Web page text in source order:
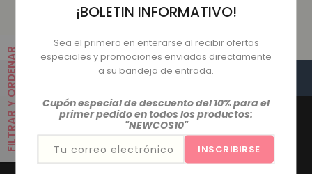
FILTRAR Y ORDENAR VOLVER ARRIBA
Acceso Rápido
¡BOLETIN INFORMATIVO!
Sea el primero en enterarse al recibir ofertas
especiales y promociones enviadas directamente
a su bandeja de entrada.
Cupón especial de descuento del 10% para el
primer pedido en todos los productos:
"NEWCOS10"
Tu correo electrónico
INSCRIBIRSE